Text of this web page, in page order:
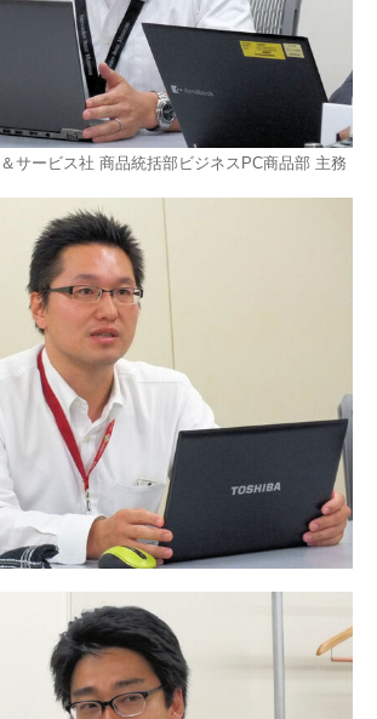
サービス社 商品統括部ビジネスPC商品部 主務